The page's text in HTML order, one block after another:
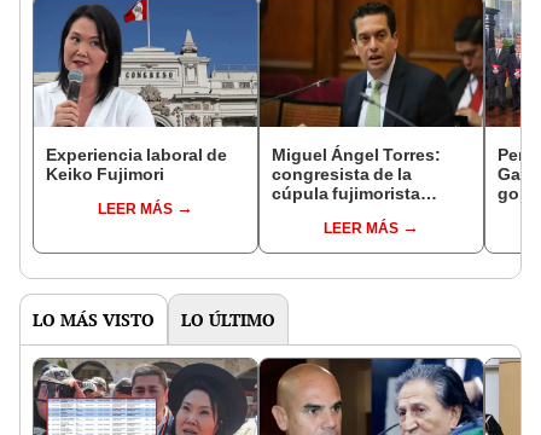
Experiencia laboral de
Keiko Fujimori
LEER MÁS
Miguel Ángel Torres:
congresista de la
cúpula fujimorista
del SenadoLEER MÁS
LO MÁS VISTO LO ÚLTIMO